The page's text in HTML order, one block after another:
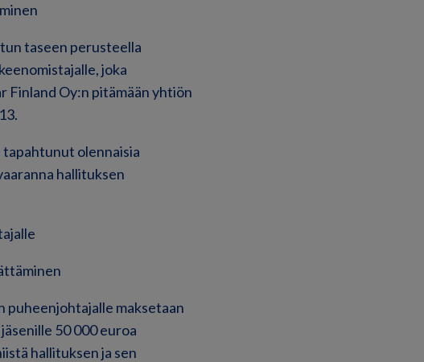
taseen perusteella
joka
Finland Oy:n pitämään yhtiön
tapahtunut olennaisia
hallituksen
puheenjohtajalle maksetaan
50 000 euroa
hallituksen ja sen